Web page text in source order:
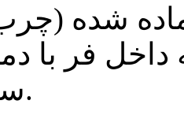
شده
سانتیگراد بپزید.